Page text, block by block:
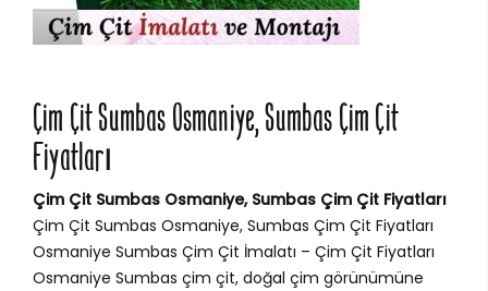
Çim Çit Sumbas Osmaniye, Sumbas Çim Çit
Fiyatları
Çim Çit Sumbas Osmaniye, Sumbas Çim Çit Fiyatları
Çim Çit Sumbas Osmaniye, Sumbas Çim Çit Fiyatları
Osmaniye Sumbas Çim Çit İmalatı – Çim Çit Fiyatları
Osmaniye Sumbas çim çit, doğal çim görünümüne